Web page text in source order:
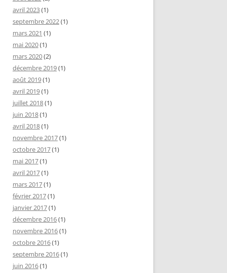
avril 2023(1)
septembre 2022(1)
mars 2021 (1)
mai 2020(1)
mars 2020(2)
décembre 2019(1)
août 2019(1)
avril 2019(1)
juillet 2018(1)
juin 2018(1)
avril 2018(1)
novembre 2017(1)
octobre 2017(1)
mai 2017(1)
avril 2017(1)
mars 2017(1)
février 2017(1)
janvier 2017(1)
décembre 2016(1)
novembre 2016(1)
octobre 2016(1)
septembre 2016(1)
juin 2016(1)